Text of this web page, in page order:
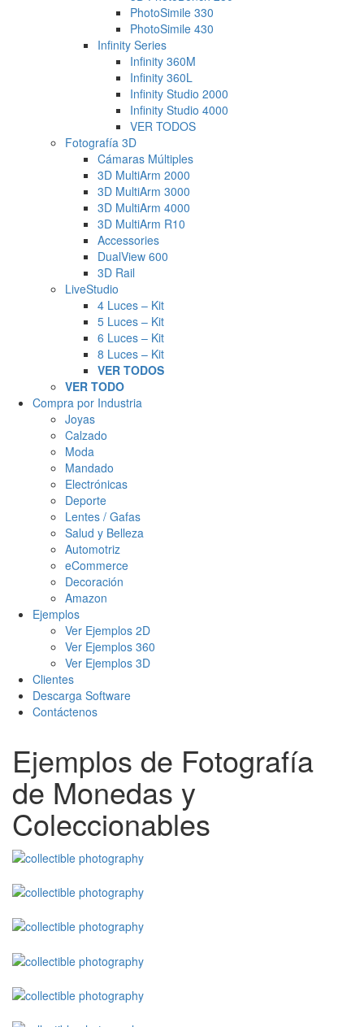
PhotoSimile 330
PhotoSimile 430
Infinity Series
Infinity 360M
Infinity 360L
Infinity Studio 2000
Infinity Studio 4000
VER TODOS
Fotografía 3D
Cámaras Múltiples
3D MultiArm 2000
3D MultiArm 3000
3D MultiArm 4000
3D MultiArm R10
Accessories
DualView 600
3D Rail
LiveStudio
4 Luces – Kit
5 Luces – Kit
6 Luces – Kit
8 Luces – Kit
VER TODOS
VER TODO
Compra por Industria
Joyas
Calzado
Moda
Mandado
Electrónicas
Deporte
Lentes / Gafas
Salud y Belleza
Automotriz
eCommerce
Decoración
Amazon
Ejemplos
Ver Ejemplos 2D
Ver Ejemplos 360
Ver Ejemplos 3D
Clientes
Descarga Software
Contáctenos
Ejemplos de Fotografía
de Monedas y
Coleccionables